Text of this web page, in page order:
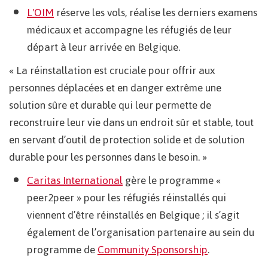
L'OIMréserve les vols, réalise les derniers examens
médicaux et accompagne les réfugiés de leur
départ à leur arrivée en Belgique.
« La réinstallation est cruciale pour offrir aux
personnes déplacées et en danger extrême une
solution sûre et durable qui leur permette de
reconstruire leur vie dans un endroit sûr et stable, tout
en servant d’outil de protection solide et de solution
durable pour les personnes dans le besoin. »
Caritas Internationalgère le programme «
peer2peer » pour les réfugiés réinstallés qui
viennent d’être réinstallés en Belgique ; il s’agit
également de l’organisation partenaire au sein du
programme deCommunity Sponsorship.